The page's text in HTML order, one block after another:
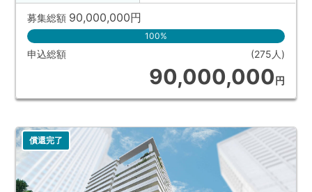
募集総額 90,000,000円
100%
申込総額 (275人)
90,000,000円
償還完了